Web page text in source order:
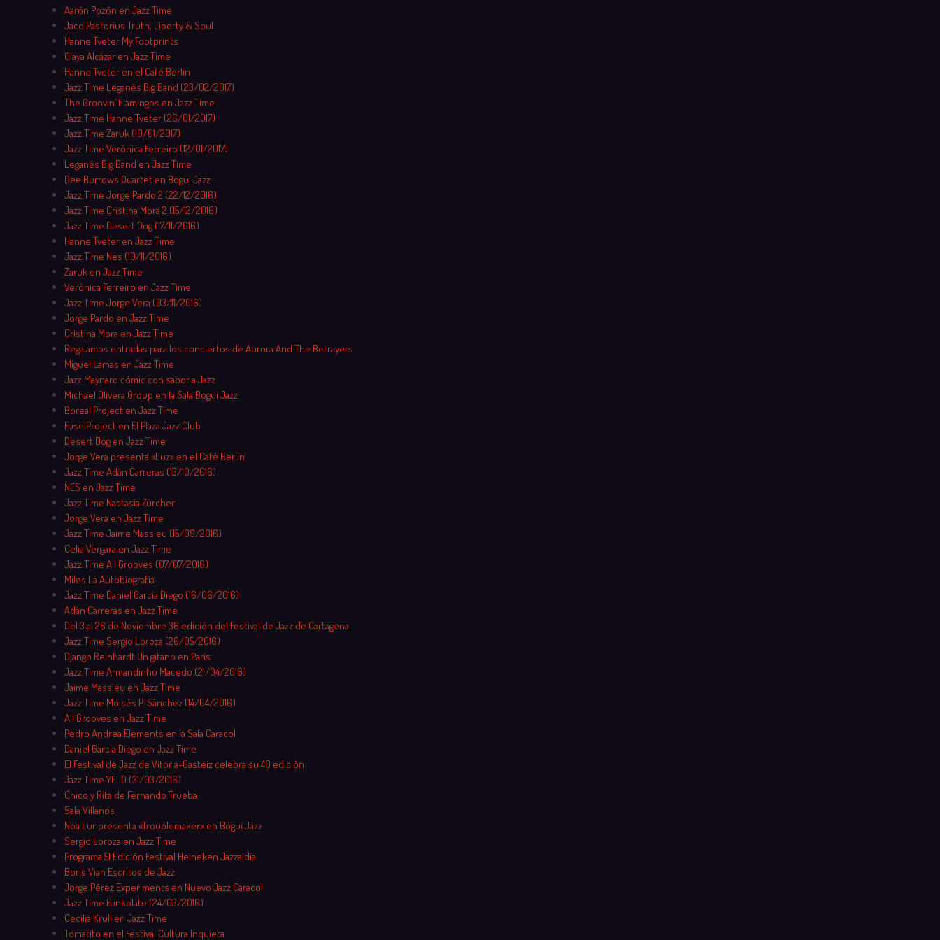
Aarón Pozón en Jazz Time
Jaco Pastorius Truth, Liberty & Soul
Hanne Tveter My Footprints
Olaya Alcázar en Jazz Time
Hanne Tveter en el Café Berlín
Jazz Time Leganés Big Band (23/02/2017)
The Groovin’ Flamingos en Jazz Time
Jazz Time Hanne Tveter (26/01/2017)
Jazz Time Zaruk (19/01/2017)
Jazz Time Verónica Ferreiro (12/01/2017)
Leganés Big Band en Jazz Time
Dee Burrows Quartet en Bogui Jazz
Jazz Time Jorge Pardo 2 (22/12/2016)
Jazz Time Cristina Mora 2 (15/12/2016)
Jazz Time Desert Dog (17/11/2016)
Hanne Tveter en Jazz Time
Jazz Time Nes (10/11/2016)
Zaruk en Jazz Time
Verónica Ferreiro en Jazz Time
Jazz Time Jorge Vera (03/11/2016)
Jorge Pardo en Jazz Time
Cristina Mora en Jazz Time
Regalamos entradas para los conciertos de Aurora And The Betrayers
Miguel Lamas en Jazz Time
Jazz Maynard cómic con sabor a Jazz
Michael Olivera Group en la Sala Bogui Jazz
Boreal Project en Jazz Time
Fuse Project en El Plaza Jazz Club
Desert Dog en Jazz Time
Jorge Vera presenta «Luz» en el Café Berlín
Jazz Time Adán Carreras (13/10/2016)
NES en Jazz Time
Jazz Time Nastasia Zürcher
Jorge Vera en Jazz Time
Jazz Time Jaime Massieu (15/09/2016)
Celia Vergara en Jazz Time
Jazz Time All Grooves (07/07/2016)
Miles La Autobiografía
Jazz Time Daniel García Diego (16/06/2016)
Adán Carreras en Jazz Time
Del 3 al 26 de Noviembre 36 edición del Festival de Jazz de Cartagena
Jazz Time Sergio Loroza (26/05/2016)
Django Reinhardt Un gitano en París
Jazz Time Armandinho Macedo (21/04/2016)
Jaime Massieu en Jazz Time
Jazz Time Moisés P. Sánchez (14/04/2016)
All Grooves en Jazz Time
Pedro Andrea Elements en la Sala Caracol
Daniel García Diego en Jazz Time
El Festival de Jazz de Vitoria-Gasteiz celebra su 40 edición
Jazz Time YELO (31/03/2016)
Chico y Rita de Fernando Trueba
Sala Villanos
Noa Lur presenta «Troublemaker» en Bogui Jazz
Sergio Loroza en Jazz Time
Programa 51 Edición Festival Heineken Jazzaldia
Boris Vian Escritos de Jazz
Jorge Pérez Experiments en Nuevo Jazz Caracol
Jazz Time Funkolate (24/03/2016)
Cecilia Krull en Jazz Time
Tomatito en el Festival Cultura Inquieta